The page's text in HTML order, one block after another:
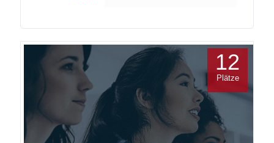
12
Plätze